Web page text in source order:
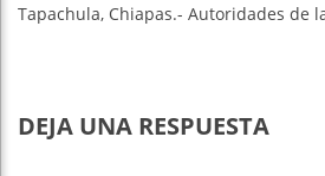
Tapachula, Chiapas.- Autoridades de
DEJA UNA RESPUESTA